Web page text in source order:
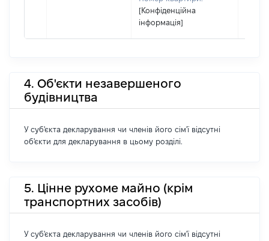
[Конфіденційна
інформація]
4. Об'єкти незавершеного
будівництва
У суб'єкта декларування чи членів його сім'ї відсутні
об'єкти для декларування в цьому розділі.
5. Цінне рухоме майно (крім
транспортних засобів)
У суб'єкта декларування чи членів його сім'ї відсутні